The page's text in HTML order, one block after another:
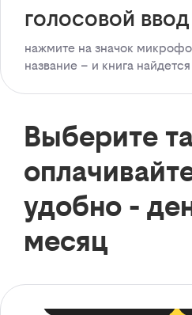
голосовой
нажмите на значок
название – и книга найдется
Выберите
удобно -
месяц